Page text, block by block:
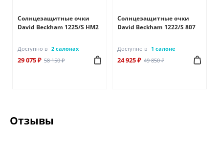
Солнцезащитные очки
David Beckham 1225/S HM2
Доступно в 2 салонах
29 075 ₽ 58 150 ₽
Солнцезащитные очки
David Beckham 1222/S 807
Доступно в 1 салоне
24 925 ₽ 49 850 ₽
Отзывы